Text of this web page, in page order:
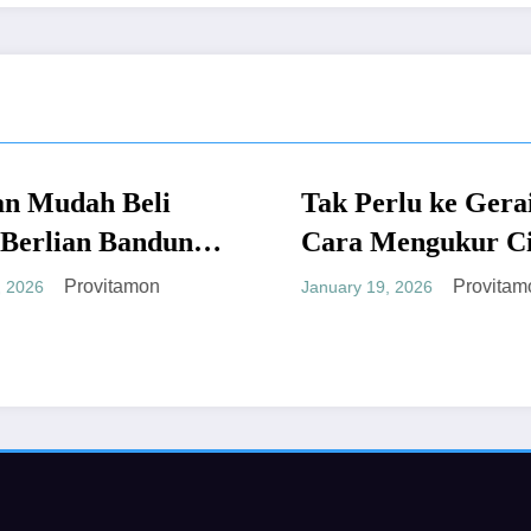
UMUM
Tak Perlu ke Gerai, Ini
Cara Mengukur Cincin
Sendiri yang Akurat
January 19, 2026 Provitamon